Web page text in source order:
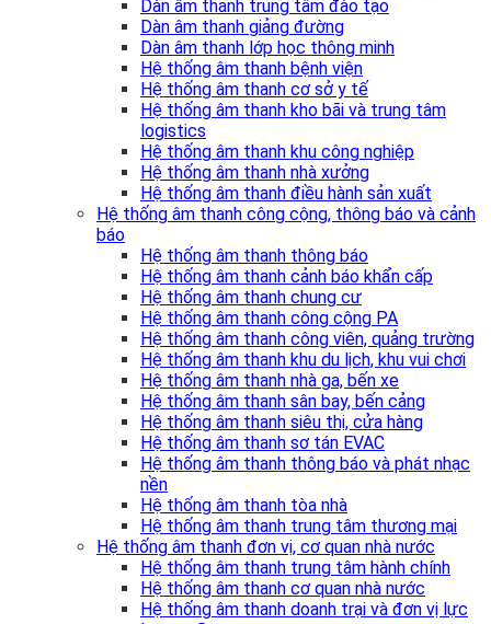
Dàn âm thanh trung tâm đào tạo
Dàn âm thanh giảng đường
Dàn âm thanh lớp học thông minh
Hệ thống âm thanh bệnh viện
Hệ thống âm thanh cơ sở y tế
Hệ thống âm thanh kho bãi và trung tâm
logistics
Hệ thống âm thanh khu công nghiệp
Hệ thống âm thanh nhà xưởng
Hệ thống âm thanh điều hành sản xuất
Hệ thống âm thanh công cộng, thông báo và cảnh
báo
Hệ thống âm thanh thông báo
Hệ thống âm thanh cảnh báo khẩn cấp
Hệ thống âm thanh chung cư
Hệ thống âm thanh công cộng PA
Hệ thống âm thanh công viên, quảng trường
Hệ thống âm thanh khu du lịch, khu vui chơi
Hệ thống âm thanh nhà ga, bến xe
Hệ thống âm thanh sân bay, bến cảng
Hệ thống âm thanh siêu thị, cửa hàng
Hệ thống âm thanh sơ tán EVAC
Hệ thống âm thanh thông báo và phát nhạc
nền
Hệ thống âm thanh tòa nhà
Hệ thống âm thanh trung tâm thương mại
Hệ thống âm thanh đơn vị, cơ quan nhà nước
Hệ thống âm thanh trung tâm hành chính
Hệ thống âm thanh cơ quan nhà nước
Hệ thống âm thanh doanh trại và đơn vị lực